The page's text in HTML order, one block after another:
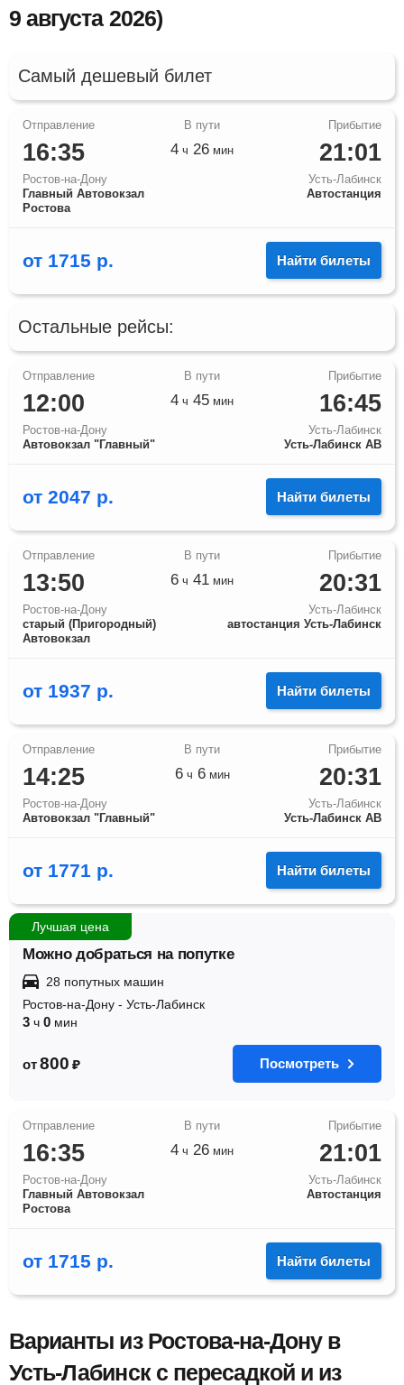
9 августа 2026)
Самый дешевый билет
16:35
Ростов-на-Дону
Главный Автовокзал
Ростова
21:01
Усть-Лабинск
Автостанция
4 ч 26 мин
от 1715 р. Найти билеты
Остальные рейсы:
12:00
Ростов-на-Дону
Автовокзал "Главный"
16:45
Усть-Лабинск
Усть-Лабинск АВ
4 ч 45 мин
от 2047 р. Найти билеты
13:50
Ростов-на-Дону
старый (Пригородный)
Автовокзал
20:31
Усть-Лабинск
автостанция Усть-Лабинск
6 ч 41 мин
от 1937 р. Найти билеты
14:25
Ростов-на-Дону
Автовокзал "Главный"
20:31
Усть-Лабинск
Усть-Лабинск АВ
6ч 6мин
от 1771 р. Найти билеты
Лучшая цена
Можно добраться на попутке
28 попутных машин
Ростов-на-Дону - Усть-Лабинск
3 ч 0 мин
от 800 ₽ Посмотреть
16:35
Ростов-на-Дону
Главный Автовокзал
Ростова
21:01
Усть-Лабинск
Автостанция
4 ч 26 мин
от 1715 р. Найти билеты
Варианты из Ростова-на-Дону в
Усть-Лабинск с пересадкой и из